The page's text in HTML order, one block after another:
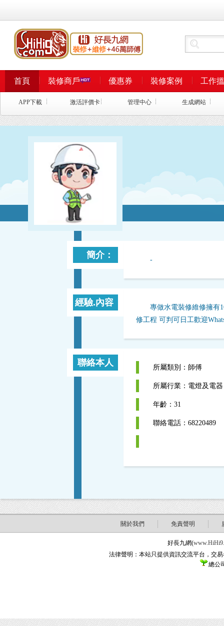
首頁 裝修商戶 優惠券 裝修案例 工作
APP下載 激活評價卡 管理中心 生成網站
簡介： -
經驗.內容
專做水電裝修維修擁有
修工程 可判可日工歡迎
聯絡本人 所屬類別：師傅
所屬行業：電燈及電器
年齡：31
聯絡電話：68220489
關於我們 免責聲明
好長九網(
法律聲明：本站只提供資訊交流平台，交
總公